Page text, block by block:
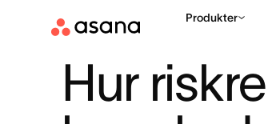
Produkter
Hur